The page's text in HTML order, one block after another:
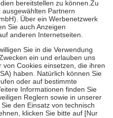
sowie zehn Euro je
für ihre eigene Gesundheit zu
der Familie zu unterstützen,
vollendeten 18. Lebensjahr
Früherkennung, die von der